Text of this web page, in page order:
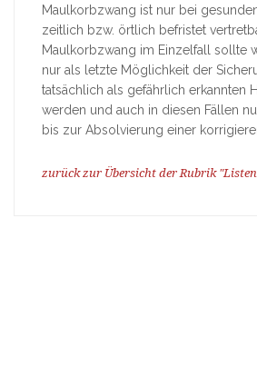
Maulkorbzwang ist nur bei
zeitlich bzw. örtlich befristet
Maulkorbzwang im Einzelfall sollte
nur als letzte Möglichkeit der
tatsächlich als gefährlich erkannten
werden und auch in diesen Fällen
bis zur Absolvierung einer
zurück zur Übersicht der Rubrik